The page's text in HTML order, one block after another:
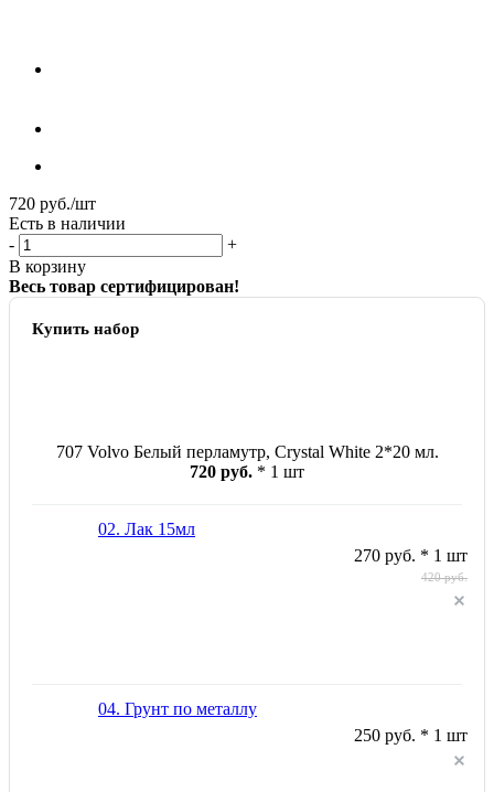
720 руб./шт
Есть в наличии
-
+
В корзину
Весь товар сертифицирован!
Купить набор
707 Volvo Белый перламутр, Crystal White 2*20 мл.
720 руб. * 1 шт
02. Лак 15мл
270 руб. * 1 шт
420 руб.
04. Грунт по металлу
250 руб. * 1 шт